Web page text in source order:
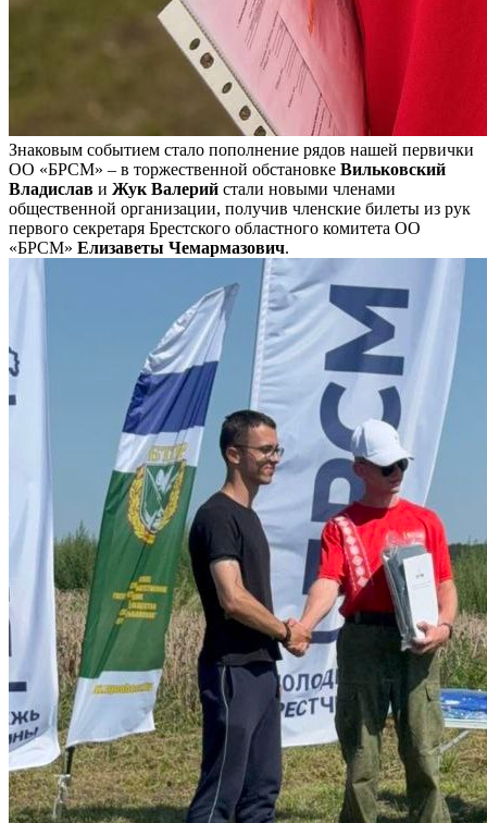
Знаковым событием стало пополнение рядов нашей первички
ОО «БРСМ» – в торжественной обстановке Вильковский
Владислав и Жук Валерий стали новыми членами
общественной организации, получив членские билеты из рук
первого секретаря Брестского областного комитета ОО
«БРСМ» Елизаветы Чемармазович.